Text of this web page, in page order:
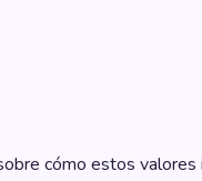
cómo estos valores